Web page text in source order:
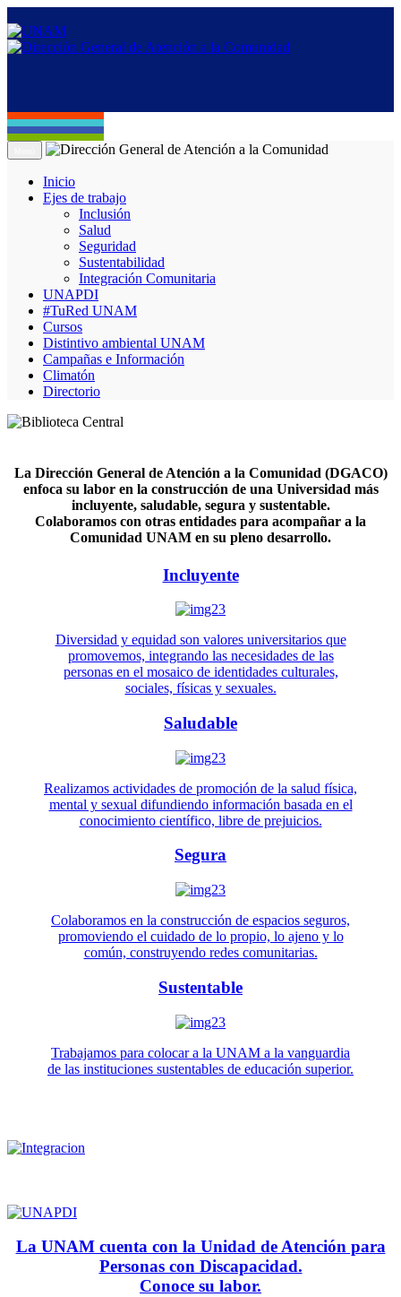
Inicio
Ejes de trabajo
Inclusión
Salud
Seguridad
Sustentabilidad
Integración Comunitaria
UNAPDI
#TuRed UNAM
Cursos
Distintivo ambiental UNAM
Campañas e Información
Climatón
Directorio
La Dirección General de Atención a la Comunidad (DGACO)
enfoca su labor en la construcción de una Universidad más
incluyente, saludable, segura y sustentable.
Colaboramos con otras entidades para acompañar a la
Comunidad UNAM en su pleno desarrollo.
Incluyente
Diversidad y equidad son valores universitarios que
promovemos, integrando las necesidades de las
personas en el mosaico de identidades culturales,
sociales, físicas y sexuales.
Saludable
Realizamos actividades de promoción de la salud física,
mental y sexual difundiendo información basada en el
conocimiento científico, libre de prejuicios.
Segura
Colaboramos en la construcción de espacios seguros,
promoviendo el cuidado de lo propio, lo ajeno y lo
común, construyendo redes comunitarias.
Sustentable
Trabajamos para colocar a la UNAM a la vanguardia
de las instituciones sustentables de educación superior.
La UNAM cuenta con la Unidad de Atención para
Personas con Discapacidad.
Conoce su labor.